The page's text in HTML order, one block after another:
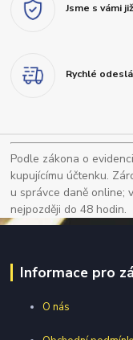
Jsme s vámi
Rychlé
Podle zákona o
kupujícímu účtenku.
u správce daně online;
nejpozději do 48 hodin.
Informace pro
O nás